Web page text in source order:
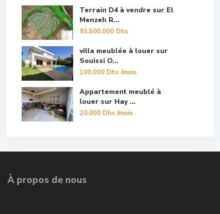
Terrain D4 à vendre sur El
Menzeh R...
93.500.000 Dhs
villa meublée à louer sur
Souissi O...
100.000 Dhs/mois
Appartement meublé à
louer sur Hay ...
20.000 Dhs/mois
À propos de nous